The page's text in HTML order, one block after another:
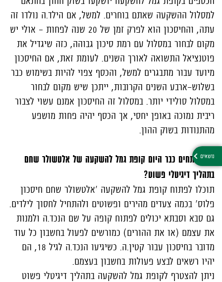
למסלול ההשקעה שאתם בוחרים. למשל, אם הילד.ה נולדו זה
עתה, והחיסכון הוא לפרק זמן של 20 שנה לפחות – אולי יש
מקום לבחור במסלול עם רמת סיכון גבוהה, כזה שיגדיל את
פוטנציאל התשואה לאורך השנים. לעומת זאת, אם החיסכון
מיועד עבור מתבגרים למשל, והכסף צפוי להיות בשימוש כבר
בשלוש-ארבע השנים הקרובות, ייתכן שיש מקום לבחור
במסלול סולידי יותר. במסלול זה החיסכון אמנם עשוי לצבור
ריבית נמוכה באופן יחסי, אך הכסף יהיה פחות מושפע
מהתנודות בשוק ההון.
איך פותחים כבר היום קופת גמל להשקעה של אלטשולר שחם
בתהליך דיגיטלי פשוט?
תוכלו לפתוח קופת גמל להשקעה 'אלטשולר שחם חיסכון
פלוס' בכמה צעדים מהירים ופשוטים ולהתחיל לחסוך לילדים.
גם סבא וסבתא יכולים לפתוח קופה על שם הנכד.ה ולמנות
את עצמם (או את ההורים) כמורשים לפעול בחשבון כל עוד
מדובר בחיסכון עבור קטין.ה. כשיגיעו הנכד.ה לגיל 18, הם
יהיו רשאים לבצע פעולות בחשבון בעצמם.
ניתן להצטרף לקופת גמל להשקעה בתהליך דיגיטלי פשוט